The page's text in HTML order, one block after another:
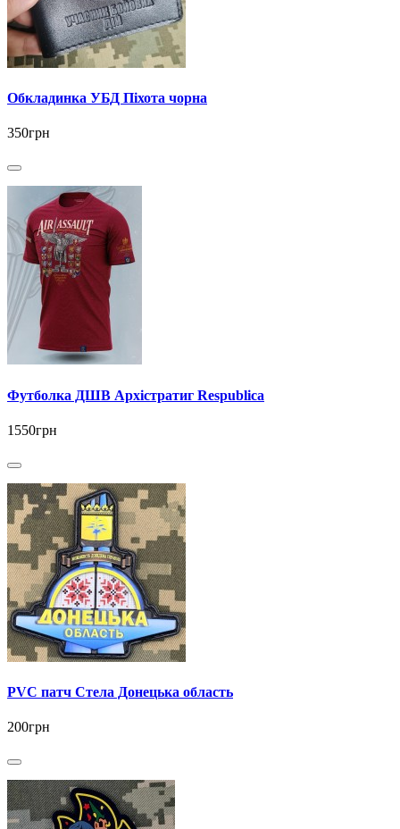
Обкладинка УБД Піхота чорна
350грн
Футболка ДШВ Архістратиг Respublica
1550грн
PVC патч Стела Донецька область
200грн